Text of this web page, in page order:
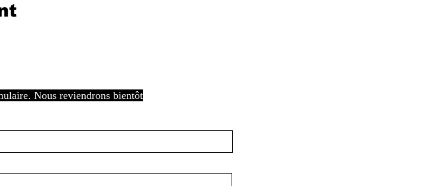
Nous reviendrons bientôt